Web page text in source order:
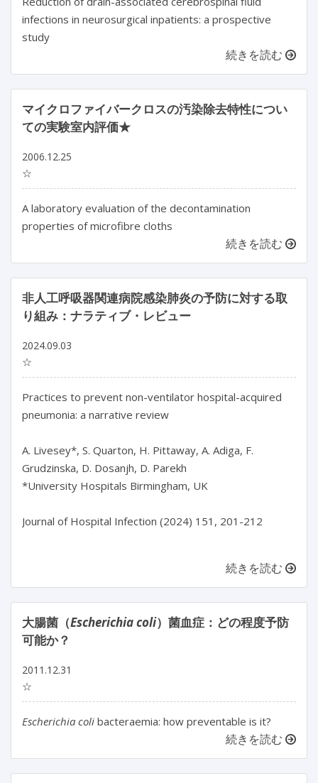
infections in neurosurgical inpatients: a prospective
study
続きを読む
マイクロファイバークロスの汚染除去特性につい
ての実験室内評価★
2006.12.25
☆
A laboratory evaluation of the decontamination
properties of microfibre cloths
続きを読む
非人工呼吸器関連病院感染肺炎の予防に対する取
り組み：ナラティブ・レビュー
2024.09.03
☆
Practices to prevent non-ventilator hospital-acquired
pneumonia: a narrative review
A. Livesey*, S. Quarton, H. Pittaway, A. Adiga, F.
Grudzinska, D. Dosanjh, D. Parekh
*University Hospitals Birmingham, UK
Journal of Hospital Infection (2024) 151, 201-212
続きを読む
大腸菌（Escherichia coli）菌血症：どの程度予防
可能か？
2011.12.31
☆
Escherichia coli bacteraemia: how preventable is it?
続きを読む